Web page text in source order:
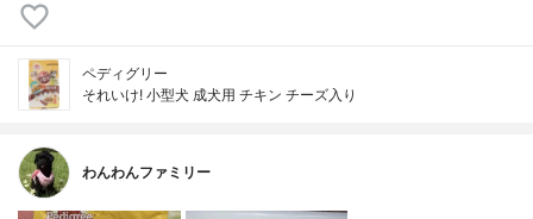
ペディグリー
それいけ! 小型犬 成犬用 チキン チーズ入り
わんわんファミリー